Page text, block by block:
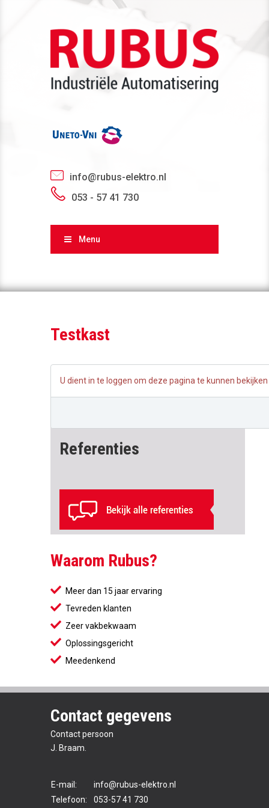
info@rubus-elektro.nl
053 - 57 41 730
Menu
Testkast
U dient in te loggen om deze pagina te kunnen bekijken
Referenties
Waarom Rubus?
Meer dan 15 jaar ervaring
Tevreden klanten
Zeer vakbekwaam
Oplossingsgericht
Meedenkend
Contact gegevens
Contact persoon
J. Braam.
E-mail:
info@rubus-elektro.nl
Telefoon:
053-57 41 730